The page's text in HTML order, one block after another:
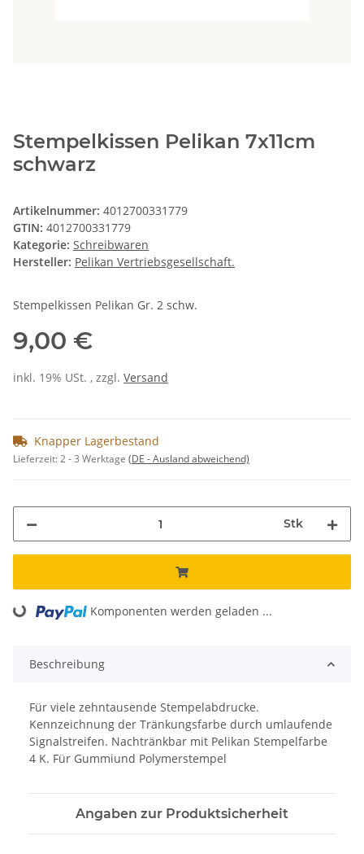
Stempelkissen Pelikan 7x11cm
schwarz
Artikelnummer: 4012700331779
GTIN: 4012700331779
Kategorie: Schreibwaren
Hersteller: Pelikan Vertriebsgesellschaft.
Stempelkissen Pelikan Gr. 2 schw.
9,00 €
inkl. 19% USt. , zzgl. Versand
Knapper Lagerbestand
Lieferzeit:2 - 3 Werktage (DE - Ausland abweichend)
Stk
Komponenten werden geladen ...
Beschreibung
Für viele zehntausende Stempelabdrucke.
Kennzeichnung der Tränkungsfarbe durch umlaufende
Signalstreifen. Nachtränkbar mit Pelikan Stempelfarbe
4 K. Für Gummiund Polymerstempel
Angaben zur Produktsicherheit